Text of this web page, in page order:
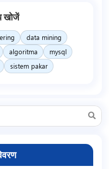
खोजें
data mining
algoritma
mysql
sistem pakar